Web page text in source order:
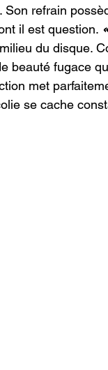
refrain
il est question.
du disque.
beauté fugace
met
se cache